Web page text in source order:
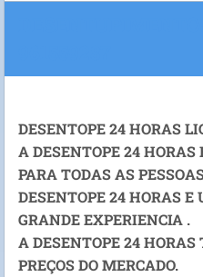
DESENTOPE 24 HORAS
A DESENTOPE 24
PARA TODAS AS
DESENTOPE 24 HORAS
GRANDE EXPERIENCIA .
A DESENTOPE 24
PREÇOS DO MERCADO.